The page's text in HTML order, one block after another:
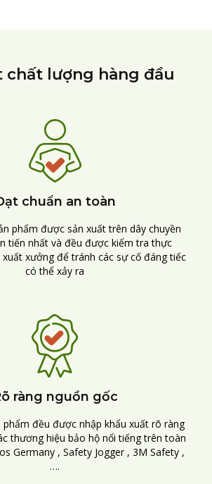
chất lượng hàng đầu
chuẩn an toàn
phẩm được sản xuất trên dây chuyền
tiến nhất và đều được kiểm tra thực
xưởng để tránh các sự cố đáng tiếc
có thể xảy ra
ràng nguồn gốc
phẩm đều được nhập khẩu xuất rõ ràng
thương hiệu bảo hộ nổi tiếng trên toàn
Germany , Safety Jogger , 3M Safety ,
….